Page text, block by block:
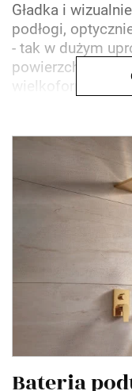
Gładka i
podłogi,
- tak w dużym
powierzchnię
Bateria